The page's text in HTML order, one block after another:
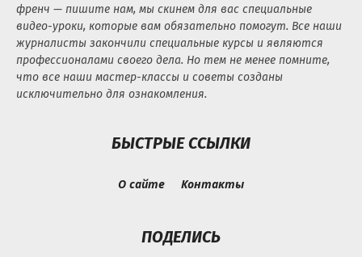
френч — пишите нам, мы скинем для вас специальные
видео-уроки, которые вам обязательно помогут. Все наши
журналисты закончили специальные курсы и являются
профессионалами своего дела. Но тем не менее помните,
что все наши мастер-классы и советы созданы
исключительно для ознакомления.
БЫСТРЫЕ ССЫЛКИ
О сайте Контакты
ПОДЕЛИСЬ